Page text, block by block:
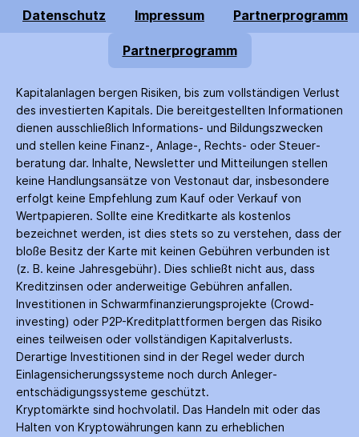
Datenschutz Impressum Partnerprogramm
Partnerprogramm
Kapitalanlagen bergen Risiken, bis zum voll­ständigen Verlust
des investierten Kapitals. Die bereitgestellten Informationen
dienen ausschließlich Informations- und Bildungs­zwecken
und stellen keine Finanz-, Anlage-, Rechts- oder Steuer­
beratung dar. Inhalte, Newsletter und Mitteilungen stellen
keine Handlungs­ansätze von Vestonaut dar, insbesondere
erfolgt keine Empfehlung zum Kauf oder Verkauf von
Wertpapieren. Sollte eine Kreditkarte als kostenlos
bezeichnet werden, ist dies stets so zu verstehen, dass der
bloße Besitz der Karte mit keinen Gebühren verbunden ist
(z. B. keine Jahres­gebühr). Dies schließt nicht aus, dass
Kredit­zinsen oder anderweitige Gebühren anfallen.
Investitionen in Schwarm­finanzierungs­projekte (Crowd­
investing) oder P2P-Kredit­plattformen bergen das Risiko
eines teilweisen oder vollständigen Kapitalverlusts.
Derartige Investitionen sind in der Regel weder durch
Einlagen­sicherungs­systeme noch durch Anleger­
entschädigungs­systeme geschützt.
Kryptomärkte sind hochvolatil. Das Handeln mit oder das
Halten von Krypto­währungen kann zu erheblichen